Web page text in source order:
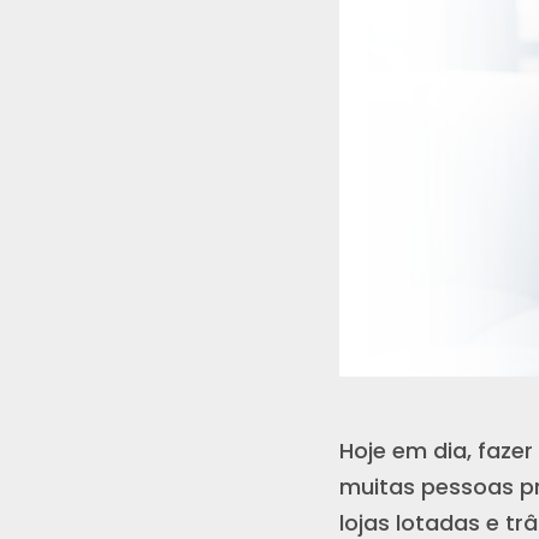
Hoje em dia,
muitas pessoas
lojas lotadas e